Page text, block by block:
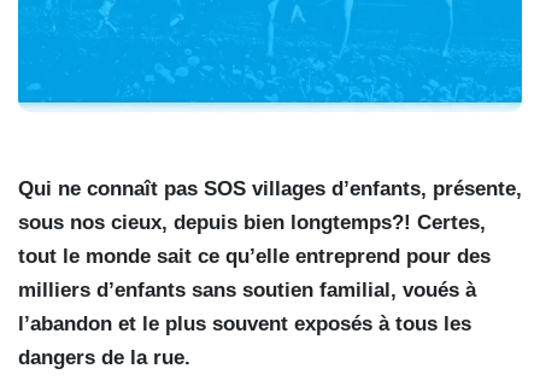
Qui ne connaît pas SOS villages d’enfants, présente,
sous nos cieux, depuis bien longtemps?! Certes,
tout le monde sait ce qu’elle entreprend pour des
milliers d’enfants sans soutien familial, voués à
l’abandon et le plus souvent exposés à tous les
dangers de la rue.